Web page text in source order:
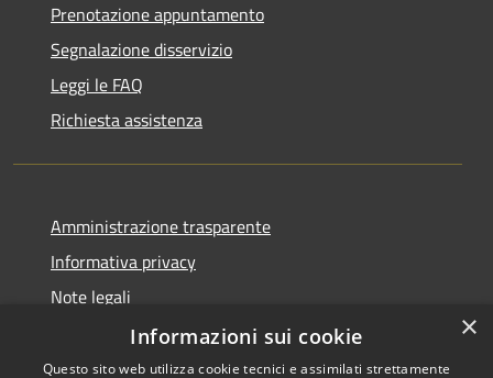
Prenotazione appuntamento
Segnalazione disservizio
Leggi le FAQ
Richiesta assistenza
Amministrazione trasparente
Informativa privacy
Note legali
Dichiarazione di accessibilità
×
Informazioni sui cookie
Questo sito web utilizza cookie tecnici e assimilati strettamente